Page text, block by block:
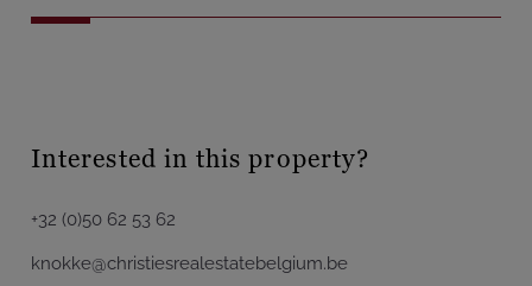
Interested in this property?
+32 (0)50 62 53 62
knokke@christiesrealestatebelgium.be